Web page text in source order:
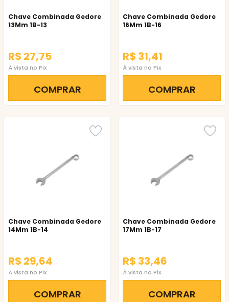
Chave Combinada Gedore
13Mm 1B-13
R$ 27,75
À vista no Pix
COMPRAR
Chave Combinada Gedore
16Mm 1B-16
R$ 31,41
À vista no Pix
COMPRAR
Chave Combinada Gedore
14Mm 1B-14
R$ 29,64
À vista no Pix
COMPRAR
Chave Combinada Gedore
17Mm 1B-17
R$ 33,46
À vista no Pix
COMPRAR